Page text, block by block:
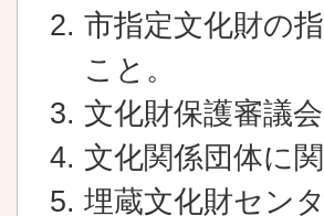
市指定文化財の
こと。
文化財保護審議
文化関係団体に
埋蔵文化財セン